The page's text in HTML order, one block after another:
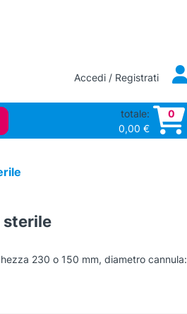
Accedi / Registrati
totale:
0,00 €
0
sterile
230 o 150 mm, diametro cannula: